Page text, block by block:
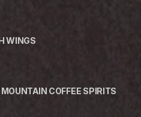
WINGS
COFFEE SPIRITS